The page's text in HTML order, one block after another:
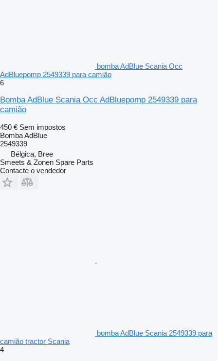
bomba AdBlue Scania Occ
AdBluepomp 2549339 para camião
6
Bomba AdBlue Scania Occ AdBluepomp 2549339 para
camião
450 € Sem impostos
Bomba AdBlue
2549339
Bélgica, Bree
Smeets & Zonen Spare Parts
Contacte o vendedor
bomba AdBlue Scania 2549339 para
camião tractor Scania
4